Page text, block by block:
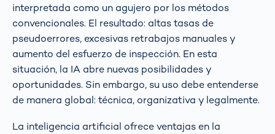
interpretada como un agujero por los métodos
convencionales. El resultado: altas tasas de
pseudoerrores, excesivas retrabajos manuales y
aumento del esfuerzo de inspección. En esta
situación, la IA abre nuevas posibilidades y
oportunidades. Sin embargo, su uso debe entenderse
de manera global: técnica, organizativa y legalmente.
La inteligencia artificial ofrece ventajas en la